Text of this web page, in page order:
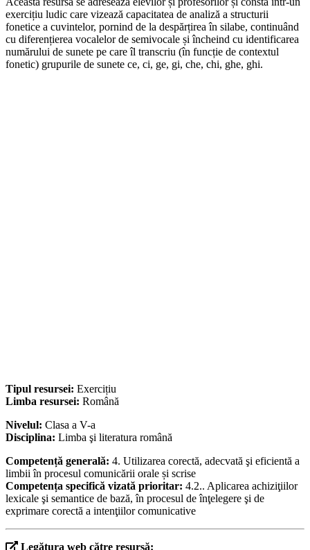
exercițiu ludic care vizează capacitatea de analiză a structurii
fonetice a cuvintelor, pornind de la despărțirea în silabe, continuând
cu diferențierea vocalelor de semivocale și încheind cu identificarea
numărului de sunete pe care îl transcriu (în funcție de contextul
fonetic) grupurile de sunete ce, ci, ge, gi, che, chi, ghe, ghi.
Tipul resursei: Exercițiu
Limba resursei: Română
Nivelul: Clasa a V-a
Disciplina: Limba şi literatura română
Competență generală: 4. Utilizarea corectă, adecvată şi eficientă a
limbii în procesul comunicării orale și scrise
Competența specifică vizată prioritar: 4.2.. Aplicarea achiziţiilor
lexicale şi semantice de bază, în procesul de înţelegere şi de
exprimare corectă a intenţiilor comunicative
Legătura web către resursă: